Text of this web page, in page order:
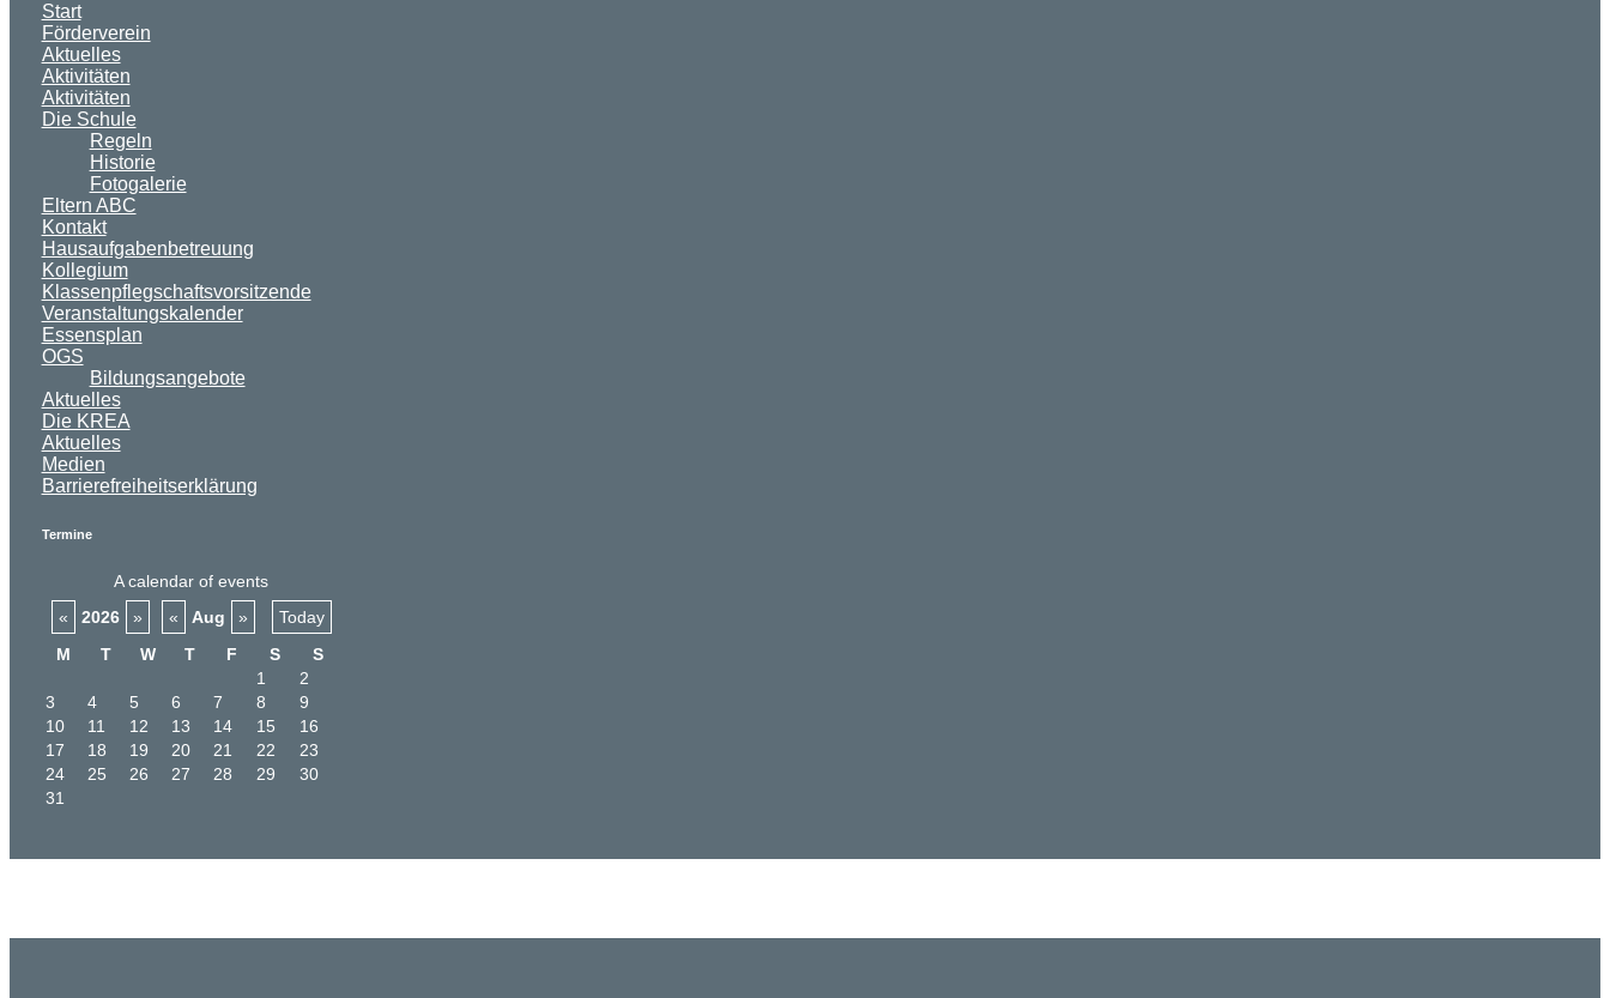
Start
Förderverein
Aktuelles
Aktivitäten
Aktivitäten
Die Schule
Regeln
Historie
Fotogalerie
Eltern ABC
Kontakt
Hausaufgabenbetreuung
Kollegium
Klassenpflegschaftsvorsitzende
Veranstaltungskalender
Essensplan
OGS
Bildungsangebote
Aktuelles
Die KREA
Aktuelles
Medien
Barrierefreiheitserklärung
Termine
A calendar of events
«
2026 » « Aug »
Today
M
T W T F S
S
1
2
3
4 5 6 7 8
9
10
11 12 13 14 15
16
17
18 19 20 21 22
23
24
25 26 27 28 29
30
31